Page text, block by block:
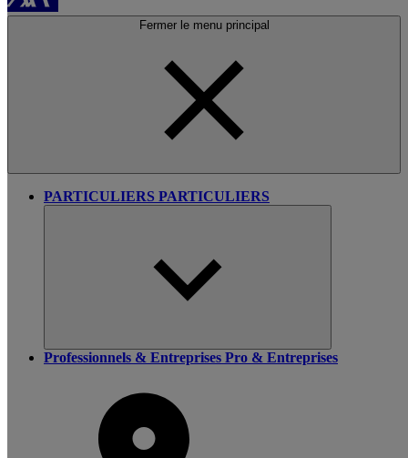
Fermer le menu principal
PARTICULIERS PARTICULIERS
Professionnels & Entreprises Pro & Entreprises